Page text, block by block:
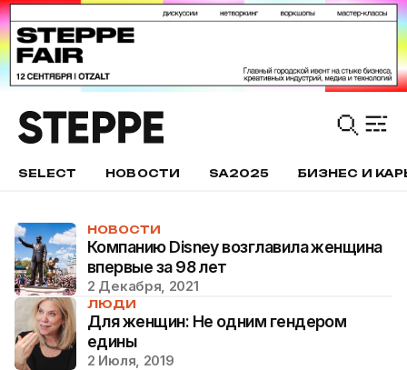
SELECT НОВОСТИ SA2025 БИЗНЕС И
НОВОСТИ
Компанию Disney возглавила женщина
впервые за 98 лет
2 Декабря, 2021
ЛЮДИ
Для женщин: Не одним гендером
едины
2 Июля, 2019